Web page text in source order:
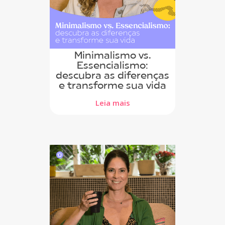
Minimalismo vs.
Essencialismo:
descubra as diferenças
e transforme sua vida
Leia mais